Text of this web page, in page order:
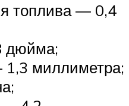
топлива — 0,4
дюйма;
миллиметра;